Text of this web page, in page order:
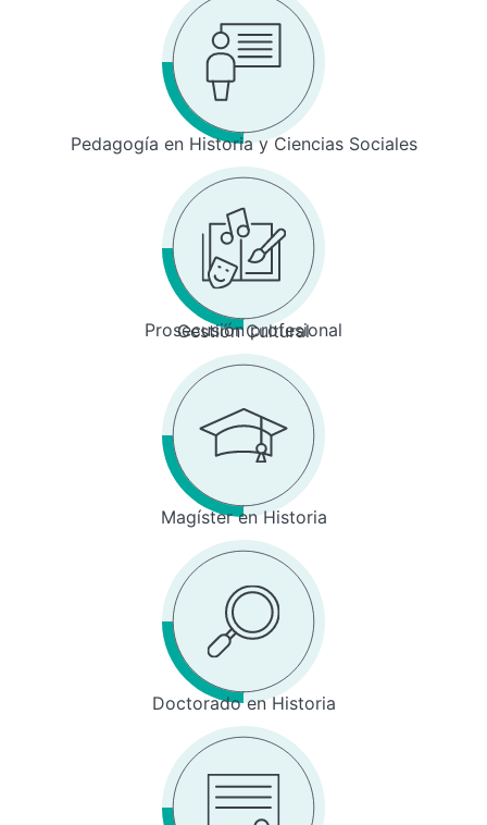
Pedagogía en Historia y Ciencias Sociales
Prosecusión profesional
Gestión Cultural
Magíster en Historia
Doctorado en Historia